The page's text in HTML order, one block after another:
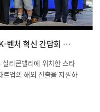
기보, 미국 실리콘밸리에서 글로벌 K-벤처 혁신 간담회 개최
리콘밸리에 위치한 스타
트업의 해외 진출을 지원하